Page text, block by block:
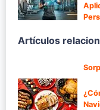
Artículos